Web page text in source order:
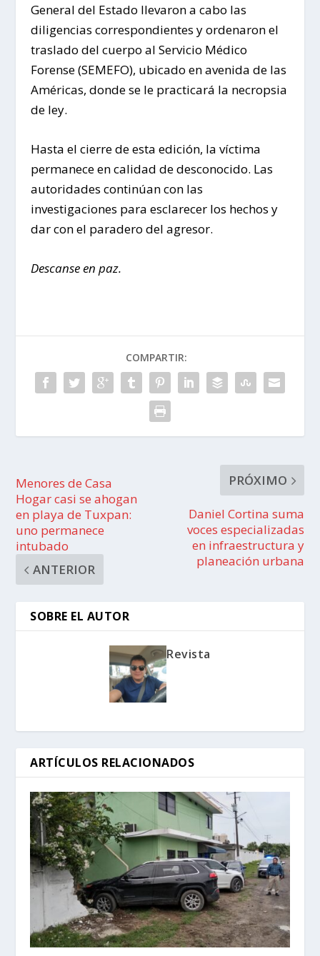
General del Estado llevaron a cabo las
diligencias correspondientes y ordenaron el
traslado del cuerpo al Servicio Médico
Forense (SEMEFO), ubicado en avenida de las
Américas, donde se le practicará la necropsia
de ley.
Hasta el cierre de esta edición, la víctima
permanece en calidad de desconocido. Las
autoridades continúan con las
investigaciones para esclarecer los hechos y
dar con el paradero del agresor.
Descanse en paz.
COMPARTIR:
Menores de Casa
Hogar casi se ahogan
en playa de Tuxpan:
uno permanece
intubado
ANTERIOR
PRÓXIMO
Daniel Cortina suma
voces especializadas
en infraestructura y
planeación urbana
SOBRE EL AUTOR
Revista
ARTÍCULOS RELACIONADOS